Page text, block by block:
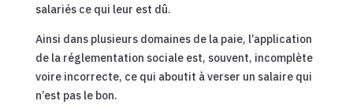
salariés ce qui leur est dû.
Ainsi dans plusieurs domaines de la paie, l’application
de la réglementation sociale est, souvent, incomplète
voire incorrecte, ce qui aboutit à verser un salaire qui
n’est pas le bon.